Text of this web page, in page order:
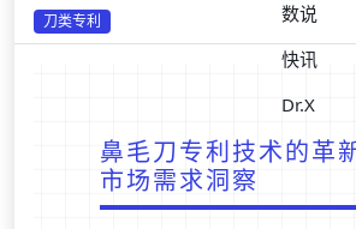
数说
快讯
Dr.X
刀类专利
鼻毛刀专利技术的革
市场需求洞察